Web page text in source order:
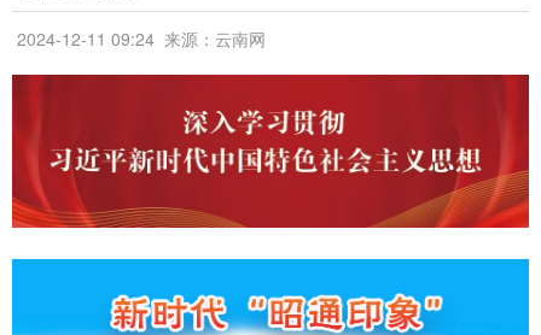
2024-12-11 09:24 来源：云南网